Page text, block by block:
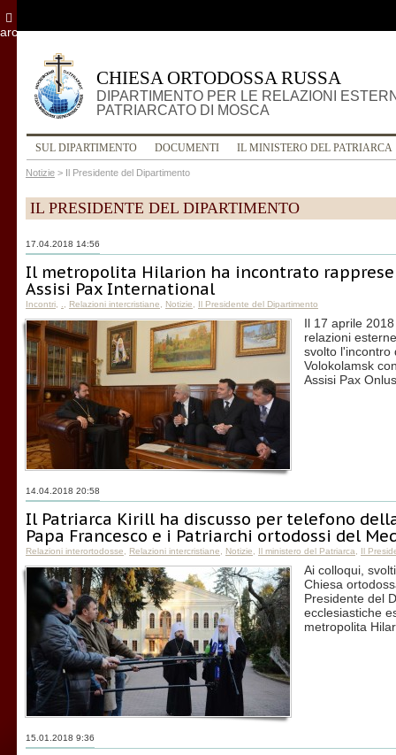
CHIESA ORTODOSSA RUSSA
DIPARTIMENTO PER LE RELAZIONI
PATRIARCATO DI MOSCA
SUL DIPARTIMENTO DOCUMENTI IL MINISTERO DEL PATRIARCA
Notizie > Il Presidente del Dipartimento
IL PRESIDENTE DEL DIPARTIMENTO
17.04.2018 14:56
Il metropolita Hilarion ha incontrato
Assisi Pax International
Incontri Relazioni intercristiane Notizie Il Presidente del Dipartimento
Il 17 aprile
relazioni
svolto l'incontro
Volokolamsk
Assisi Pax
14.04.2018 20:58
Il Patriarca Kirill ha discusso per telefono
Papa Francesco e i Patriarchi ortodossi del
Relazioni interortodosse Relazioni intercristiane Notizie Il ministero del Patriarca Il
Ai colloqui,
Chiesa
Presidente del
ecclesiastiche
metropolita
15.01.2018 9:36
archivio